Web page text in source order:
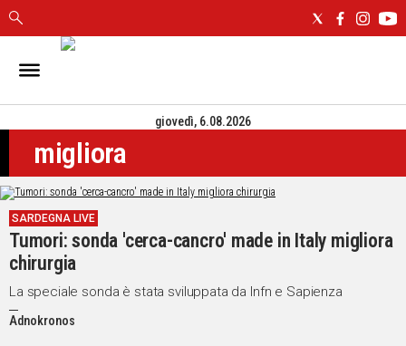
IN
CAGLIARI
SASSARI
NUORO
ORISTANO
SULCIS
GALLURA
OGLIASTRA
MEDIO
CAMPIDANO
giovedì, 6.08.2026
migliora
SARDEGNA LIVE
Tumori: sonda 'cerca-cancro' made in Italy migliora
chirurgia
La speciale sonda è stata sviluppata da Infn e Sapienza
Adnokronos